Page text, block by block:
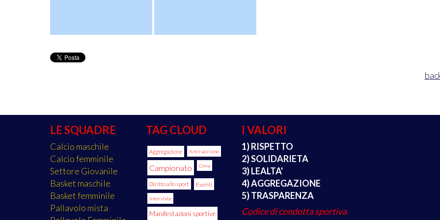
LE SQUADRE
Calcio maschile
Calcio femminile
Settore Giovanile
Basket maschile
Basket femminile
Pallavolo mista
TAG CLOUD
Aggregazione Antirazzismo
Campionato Cena
Diritto allo sport Eventi
Interviste
Manifestazioni sportive
I VALORI
1) RISPETTO
2) SOLIDARIETA
3) LEALTA'
4) AGGREGAZIONE
5) TRASPARENZA
Codice di condotta sportiva